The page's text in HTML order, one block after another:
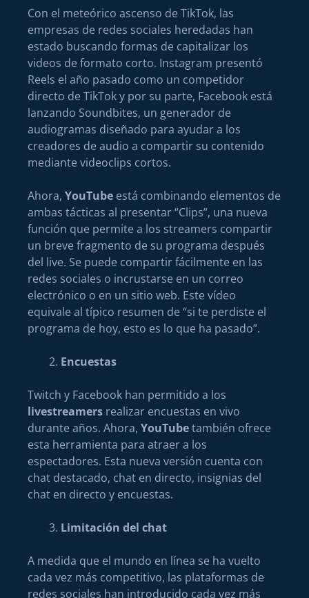
Con el meteórico ascenso de TikTok, las
empresas de redes sociales heredadas han
estado buscando formas de capitalizar los
videos de formato corto. Instagram presentó
Reels el año pasado como un competidor
directo de TikTok y por su parte, Facebook está
lanzando Soundbites, un generador de
audiogramas diseñado para ayudar a los
creadores de audio a compartir su contenido
mediante videoclips cortos.
Ahora, YouTube está combinando elementos de
ambas tácticas al presentar “Clips”, una nueva
función que permite a los streamers compartir
un breve fragmento de su programa después
del live. Se puede compartir fácilmente en las
redes sociales o incrustarse en un correo
electrónico o en un sitio web. Este vídeo
equivale al típico resumen de “si te perdiste el
programa de hoy, esto es lo que ha pasado”.
Encuestas
Twitch y Facebook han permitido a los
livestreamers realizar encuestas en vivo
durante años. Ahora, YouTubetambién ofrece
esta herramienta para atraer a los
espectadores. Esta nueva versión cuenta con
chat destacado, chat en directo, insignias del
chat en directo y encuestas.
Limitación del chat
A medida que el mundo en línea se ha vuelto
cada vez más competitivo, las plataformas de
redes sociales han introducido cada vez más